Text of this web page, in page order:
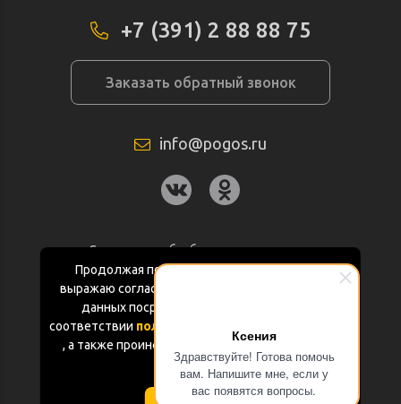
Ксения
Здравствуйте! Готова помочь
вам. Напишите мне, если у
вас появятся вопросы.
Продолжая пользоваться данным сайтом
выражаю согласие на обработку персональных
данных посредством Яндекс.Метрика в
соответствии политикой конфиденциальности
, а также проинформирован об использовании
Cookie-файлов
+7 (391) 2 88 88 75
Заказать обратный звонок
info@pogos.ru
Согласие на обработку персональных
данных
Политика конфиденциальности
Документация
Карта сайта